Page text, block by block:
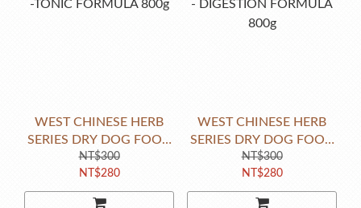
WEST CHINESE HERB
SERIES DRY DOG FOOD
-TONIC FORMULA 800g
NT$300
NT$280
WEST CHINESE HERB
SERIES DRY DOG FOOD
- DIGESTION FORMULA
800g
NT$300
NT$280